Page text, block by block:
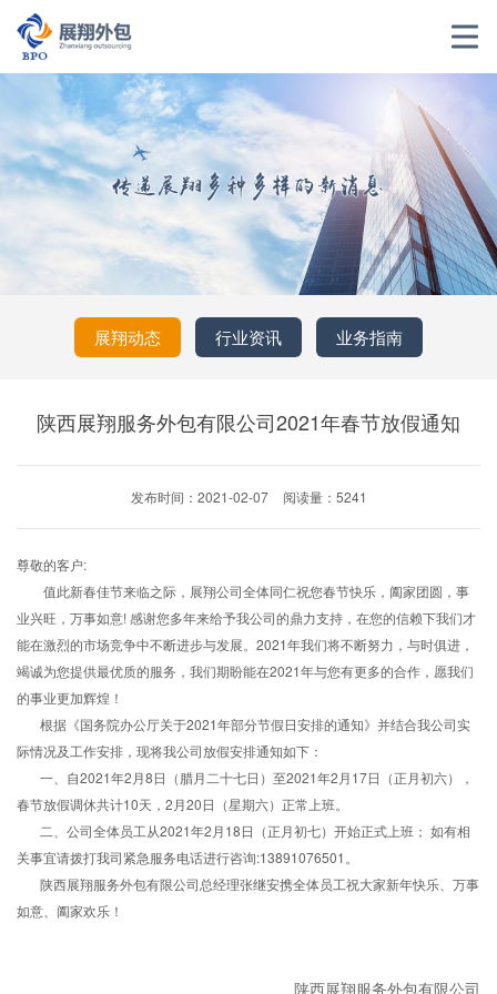
展翔动态 行业资讯 业务指南
陕西展翔服务外包有限公司2021年春节放假通知
发布时间：2021-02-07 阅读量：5241
尊敬的客户:
值此新春佳节来临之际，展翔公司全体同仁祝您春节快乐，阖家团圆，事
业兴旺，万事如意! 感谢您多年来给予我公司的鼎力支持，在您的信赖下我们才
能在激烈的市场竞争中不断进步与发展。2021年我们将不断努力，与时俱进，
竭诚为您提供最优质的服务，我们期盼能在2021年与您有更多的合作，愿我们
的事业更加辉煌！
根据《国务院办公厅关于2021年部分节假日安排的通知》并结合我公司实
际情况及工作安排，现将我公司放假安排通知如下：
一、自2021年2月8日（腊月二十七日）至2021年2月17日（正月初六），
春节放假调休共计10天，2月20日（星期六）正常上班。
二、公司全体员工从2021年2月18日（正月初七）开始正式上班； 如有相
关事宜请拨打我司紧急服务电话进行咨询:13891076501。
陕西展翔服务外包有限公司总经理张继安携全体员工祝大家新年快乐、万事
如意、阖家欢乐！
陕西展翔服务外包有限公司